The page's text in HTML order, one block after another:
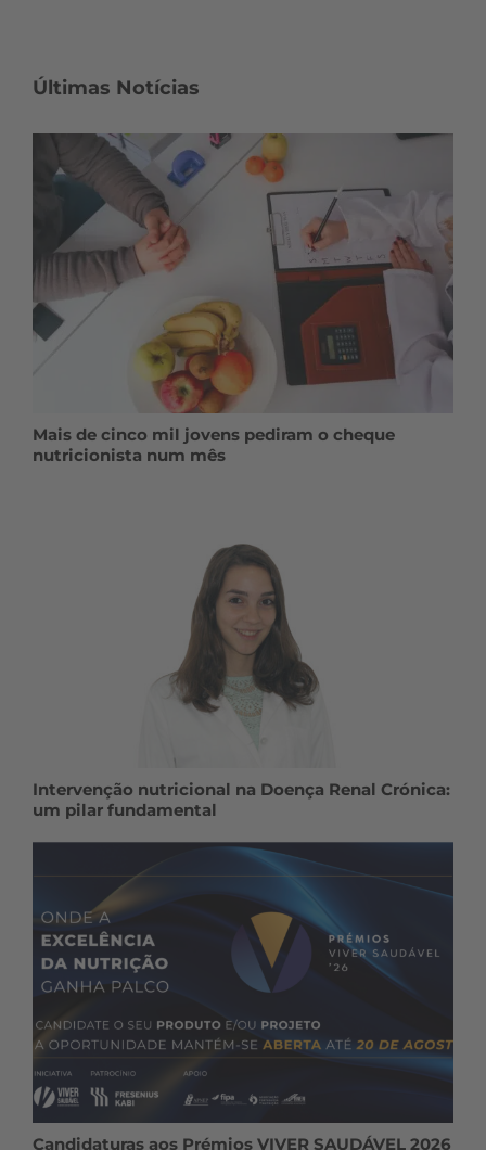
Últimas Notícias
Mais de cinco mil jovens pediram o cheque
nutricionista num mês
Intervenção nutricional na Doença Renal Crónica:
um pilar fundamental
Candidaturas aos Prémios VIVER SAUDÁVEL 2026